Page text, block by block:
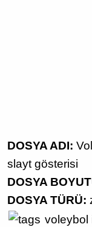
DOSYA ADI:
slayt gösterisi
DOSYA
DOSYA TÜRÜ:
voleybol